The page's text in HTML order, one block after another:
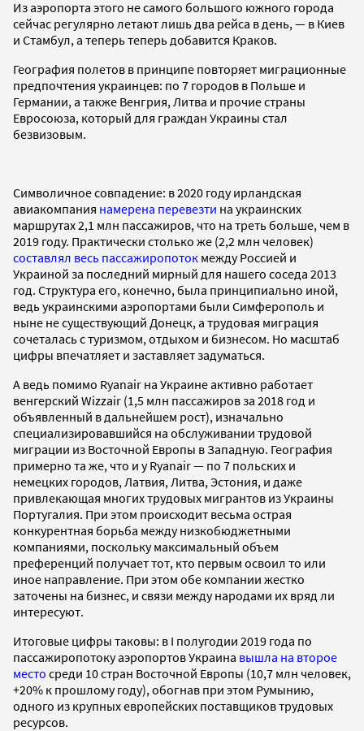
Из аэропорта этого не самого большого южного города
сейчас регулярно летают лишь два рейса в день, — в Киев
и Стамбул, а теперь теперь добавится Краков.
География полетов в принципе повторяет миграционные
предпочтения украинцев: по 7 городов в Польше и
Германии, а также Венгрия, Литва и прочие страны
Евросоюза, который для граждан Украины стал
безвизовым.
Символичное совпадение: в 2020 году ирландская
авиакомпания намерена перевезти на украинских
маршрутах 2,1 млн пассажиров, что на треть больше, чем в
2019 году. Практически столько же (2,2 млн человек)
составлял весь пассажиропоток между Россией и
Украиной за последний мирный для нашего соседа 2013
год. Структура его, конечно, была принципиально иной,
ведь украинскими аэропортами были Симферополь и
ныне не существующий Донецк, а трудовая миграция
сочеталась с туризмом, отдыхом и бизнесом. Но масштаб
цифры впечатляет и заставляет задуматься.
А ведь помимо Ryanair на Украине активно работает
венгерский Wizzair (1,5 млн пассажиров за 2018 год и
объявленный в дальнейшем рост), изначально
специализировавшийся на обслуживании трудовой
миграции из Восточной Европы в Западную. География
примерно та же, что и у Ryanair — по 7 польских и
немецких городов, Латвия, Литва, Эстония, и даже
привлекающая многих трудовых мигрантов из Украины
Португалия. При этом происходит весьма острая
конкурентная борьба между низкобюджетными
компаниями, поскольку максимальный объем
преференций получает тот, кто первым освоил то или
иное направление. При этом обе компании жестко
заточены на бизнес, и связи между народами их вряд ли
интересуют.
Итоговые цифры таковы: в I полугодии 2019 года по
пассажиропотоку аэропортов Украина вышла на второе
место среди 10 стран Восточной Европы (10,7 млн человек,
+20% к прошлому году), обогнав при этом Румынию,
одного из крупных европейских поставщиков трудовых
ресурсов.